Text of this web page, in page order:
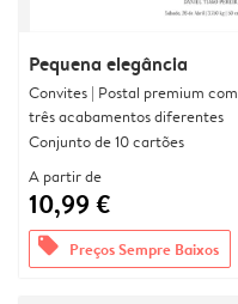
Pequena elegância
Convites | Postal premium com
três acabamentos diferentes
Conjunto de 10 cartões
A partir de
10,99 €
offers Preços Sempre Baixos